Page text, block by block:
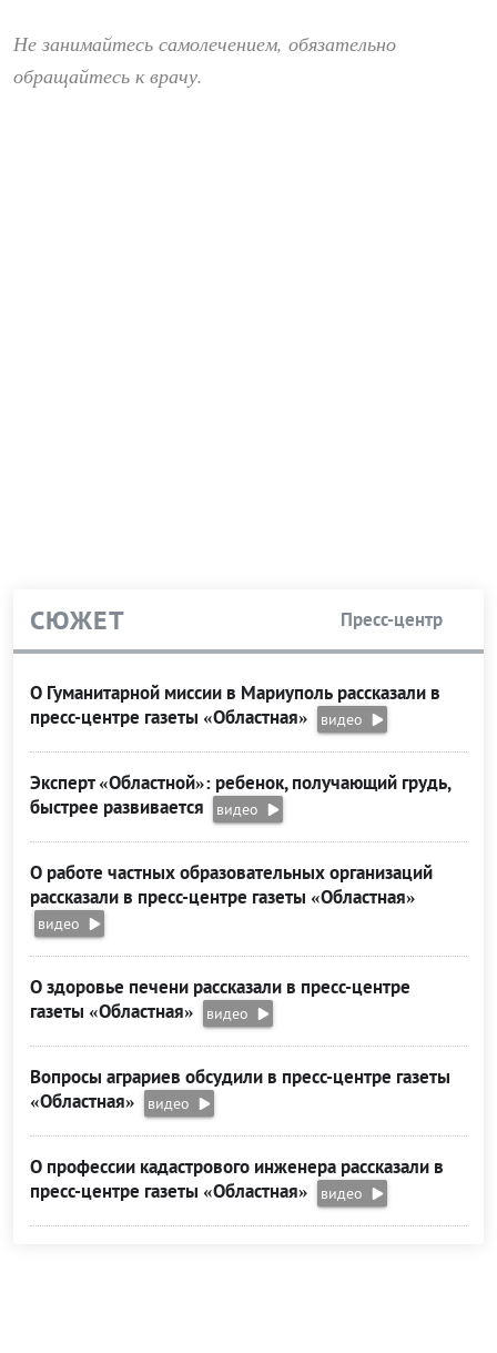
Не занимайтесь самолечением, обязательно
обращайтесь к врачу.
СЮЖЕТ Пресс-центр
О Гуманитарной миссии в Мариуполь рассказали в
пресс-центре газеты «Областная»
видео
Эксперт «Областной»: ребенок, получающий грудь,
быстрее развивается
видео
О работе частных образовательных организаций
рассказали в пресс-центре газеты «Областная»
видео
О здоровье печени рассказали в пресс-центре
газеты «Областная»
видео
Вопросы аграриев обсудили в пресс-центре газеты
«Областная»
видео
О профессии кадастрового инженера рассказали в
пресс-центре газеты «Областная»
видео